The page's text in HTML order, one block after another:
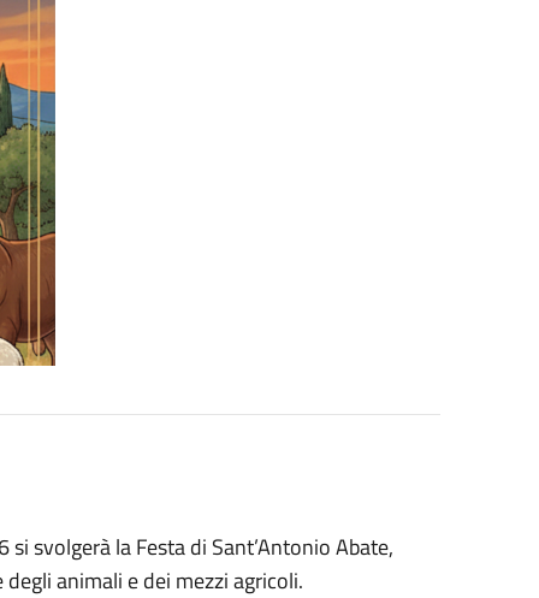
svolgerà la Festa di Sant’Antonio Abate,
animali e dei mezzi agricoli.